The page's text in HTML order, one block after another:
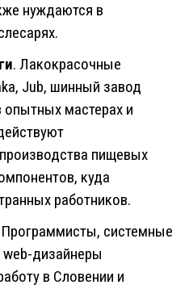
нуждаются в
. Лакокрасочные
Jub, шинный завод
мастерах и
пищевых
куда
работников.
системные
дизайнеры
в Словении и